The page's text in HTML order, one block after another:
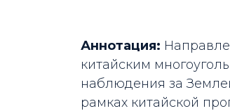
Аннотация:
китайским
наблюдения за
рамках китайской